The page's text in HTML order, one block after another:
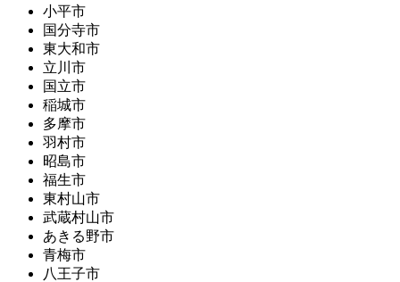
小平市
国分寺市
東大和市
立川市
国立市
稲城市
多摩市
羽村市
昭島市
福生市
東村山市
武蔵村山市
あきる野市
青梅市
八王子市